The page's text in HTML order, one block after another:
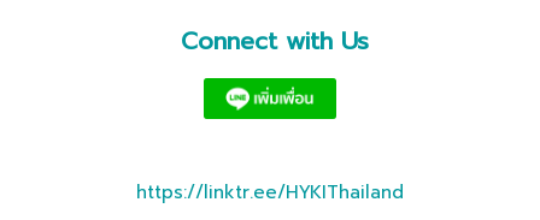
Connect with Us
https://linktr.ee/HYKIThailand